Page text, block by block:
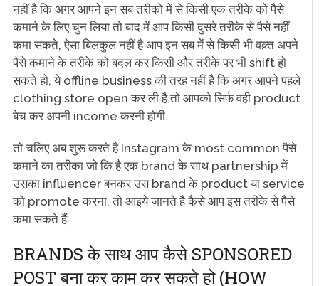
नहीं है कि अगर आपने इन सब तरीको में से किसी एक तरीके को पैसे
कमाने के लिए चुन लिया तो बाद में आप किसी दुसरे तरीके से पैसे नहीं
कमा सकते, ऐसा बिलकुल नहीं है आप इन सब में से किसी भी वक़्त अपने
पैसे कमाने के तरीके को बदल कर किसी और तरीके पर भी shift हो
सकते हो, ये offline business की तरह नहीं है कि अगर आपने पहले
clothing store open कर ली है तो आपको सिर्फ वही product
बेच कर अपनी income करनी होगी.
तो चलिए अब शुरू करते है Instagram के most common पैसे
कमाने का तरीका जो कि है एक brand के साथ partnership में
उसका influencer बनकर उस brand के product या service
को promote करना, तो आइये जानते है कैसे आप इस तरीके से पैसे
कमा सकते हैं.
BRANDS के साथ आप कैसे SPONSORED
POST बना कर काम कर सकते हो (HOW